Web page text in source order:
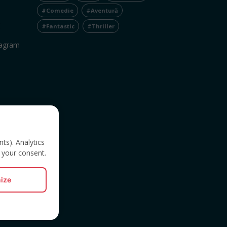
#Comedie #Aventură
#Fantastic #Thriller
Analytics
consent.